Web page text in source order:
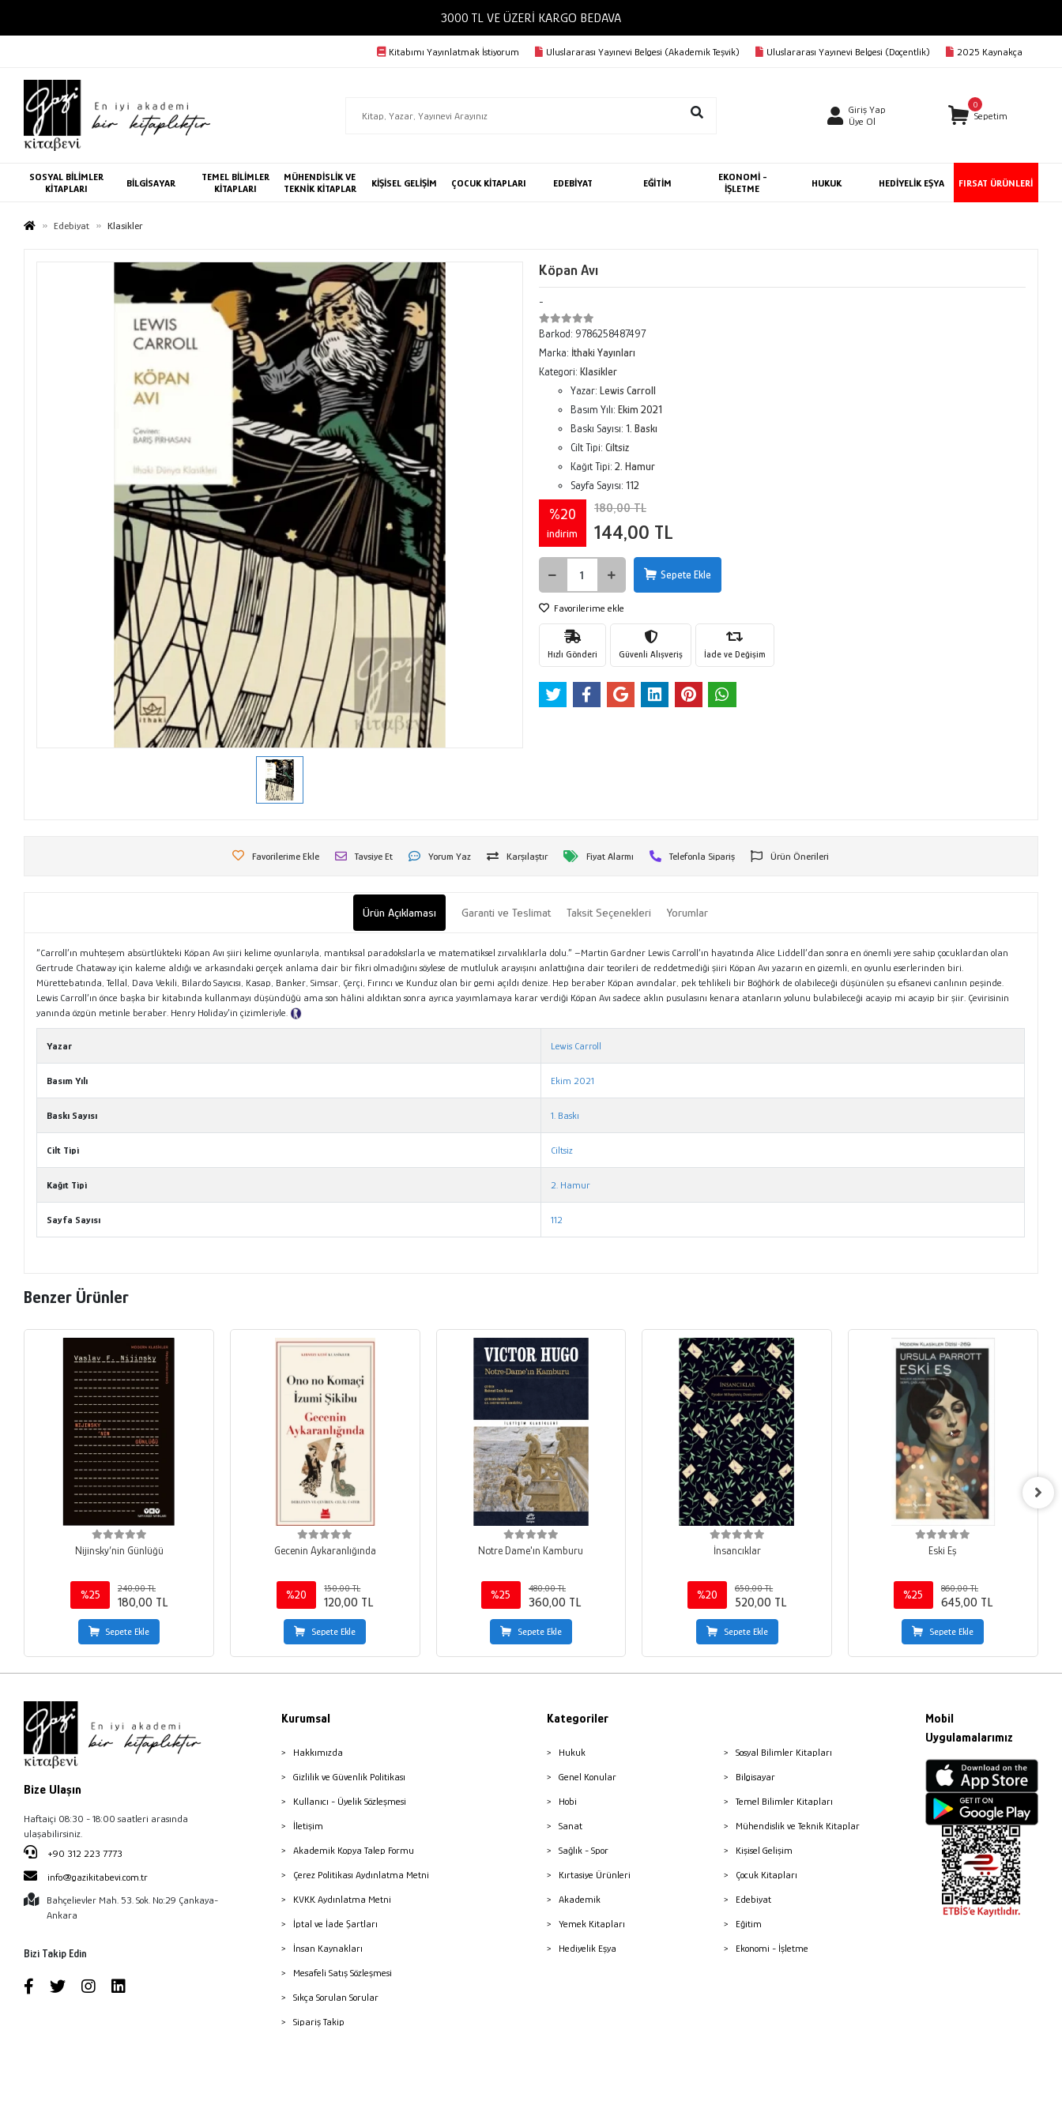
3000 TL VE ÜZERİ KARGO BEDAVA
Kitabımı Yayınlatmak İstiyorum Uluslararası Yayınevi Belgesi (Akademik Teşvik) Uluslararası Yayınevi Belgesi (Doçentlik) 2025 Kaynakça
Giriş Yap
Üye Ol
0
Sepetim
SOSYAL BİLİMLER
KİTAPLARI
BİLGİSAYAR
TEMEL BİLİMLER
KİTAPLARI
MÜHENDİSLİK VE
TEKNİK KİTAPLAR
KİŞİSEL GELİŞİM ÇOCUK KİTAPLARI EDEBİYAT EĞİTİM
EKONOMİ -
İŞLETME
HUKUK HEDİYELİK EŞYA FIRSAT ÜRÜNLERİ
Edebiyat Klasikler
Köpan Avı
-
Barkod: 9786258487497
Marka: İthaki Yayınları
Kategori: Klasikler
Yazar: Lewis Carroll
Basım Yılı: Ekim 2021
Baskı Sayısı: 1. Baskı
Cilt Tipi: Ciltsiz
Kağıt Tipi: 2. Hamur
Sayfa Sayısı: 112
%20
indirim
180,00 TL
144,00 TL
Sepete Ekle
Favorilerime ekle
Hızlı Gönderi Güvenli Alışveriş İade ve Değişim
Favorilerime Ekle Tavsiye Et Yorum Yaz Karşılaştır Fiyat Alarmı Telefonla Sipariş Ürün Önerileri
Ürün Açıklaması Garanti ve Teslimat Taksit Seçenekleri Yorumlar
“Carroll’ın muhteşem absürtlükteki Köpan Avı şiiri kelime oyunlarıyla, mantıksal paradokslarla ve matematiksel zırvalıklarla dolu.” –Martin Gardner Lewis Carroll’ın hayatında Alice Liddell’dan sonra en önemli yere sahip çocuklardan olan
Gertrude Chataway için kaleme aldığı ve arkasındaki gerçek anlama dair bir fikri olmadığını söylese de mutluluk arayışını anlattığına dair teorileri de reddetmediği şiiri Köpan Avı yazarın en gizemli, en oyunlu eserlerinden biri.
Mürettebatında, Tellal, Dava Vekili, Bilardo Sayıcısı, Kasap, Banker, Simsar, Çerçi, Fırıncı ve Kunduz olan bir gemi açıldı denize. Hep beraber Köpan avındalar, pek tehlikeli bir Böğhörk de olabileceği düşünülen şu efsanevi canlının peşinde.
Lewis Carroll’ın önce başka bir kitabında kullanmayı düşündüğü ama son hâlini aldıktan sonra ayrıca yayımlamaya karar verdiği Köpan Avı sadece aklın pusulasını kenara atanların yolunu bulabileceği acayip mi acayip bir şiir. Çevirisinin
yanında özgün metinle beraber. Henry Holiday’in çizimleriyle.
Yazar Lewis Carroll
Basım Yılı Ekim 2021
Baskı Sayısı 1. Baskı
Cilt Tipi Ciltsiz
Kağıt Tipi 2. Hamur
Sayfa Sayısı 112
Benzer Ürünler
Nijinsky’nin Günlüğü
%25
240,00 TL
180,00 TL
Sepete Ekle
Gecenin Aykaranlığında
%20
150,00 TL
120,00 TL
Sepete Ekle
Notre Dame'ın Kamburu
%25
480,00 TL
360,00 TL
Sepete Ekle
İnsancıklar
%20
650,00 TL
520,00 TL
Sepete Ekle
Eski Eş
%25
860,00 TL
645,00 TL
Sepete Ekle
Bize Ulaşın
Haftaiçi 08:30 - 18:00 saatleri arasında
ulaşabilirsiniz.
+90 312 223 7773
info@gazikitabevi.com.tr
Bahçelievler Mah. 53. Sok. No:29 Çankaya-
Ankara
Bizi Takip Edin
Kurumsal
Hakkımızda
Gizlilik ve Güvenlik Politikası
Kullanıcı - Üyelik Sözleşmesi
İletişim
Akademik Kopya Talep Formu
Çerez Politikası Aydınlatma Metni
KVKK Aydınlatma Metni
İptal ve İade Şartları
İnsan Kaynakları
Mesafeli Satış Sözleşmesi
Sıkça Sorulan Sorular
Sipariş Takip
Kategoriler
Hukuk
Genel Konular
Hobi
Sanat
Sağlık - Spor
Kırtasiye Ürünleri
Akademik
Yemek Kitapları
Hediyelik Eşya
Sosyal Bilimler Kitapları
Bilgisayar
Temel Bilimler Kitapları
Mühendislik ve Teknik Kitaplar
Kişisel Gelişim
Çocuk Kitapları
Edebiyat
Eğitim
Ekonomi - İşletme
Mobil
Uygulamalarımız